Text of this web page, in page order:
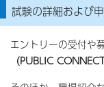
試験の詳細および
エントリーの受付や
（PUBLIC CONNECT